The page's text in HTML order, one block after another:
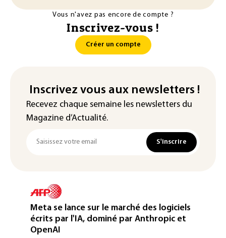
Vous n'avez pas encore de compte ?
Inscrivez-vous !
Créer un compte
Inscrivez vous aux newsletters !
Recevez chaque semaine les newsletters du
Magazine d’Actualité.
S'inscrire
Meta se lance sur le marché des logiciels
écrits par l'IA, dominé par Anthropic et
OpenAI